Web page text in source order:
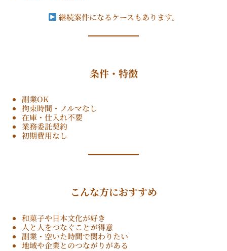
継続案件になるケースもあります。
条件・特徴
副業OK
拘束時間・ノルマなし
在庫・仕入れ不要
業務委託契約
初期費用なし
こんな方におすすめ
和菓子や日本文化が好き
人と人をつなぐことが得意
副業・空いた時間で関わりたい
地域や企業とのつながりがある